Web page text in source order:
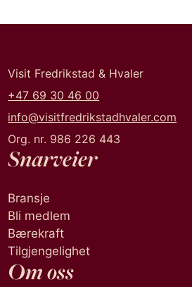
Visit Fredrikstad & Hvaler
+47 69 30 46 00
info@visitfredrikstadhvaler.com
Org. nr. 986 226 443
Snarveier
Bransje
Bli medlem
Bærekraft
Tilgjengelighet
Om oss